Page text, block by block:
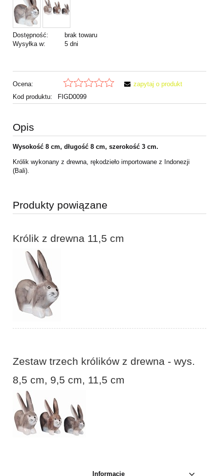
Dostępność:
brak towaru
Wysyłka w:
5 dni
Ocena:
Kod produktu:
FIGD0099
zapytaj o produkt
Opis
Wysokość 8 cm, długość 8 cm, szerokość 3 cm.
Królik wykonany z drewna, rękodzieło importowane z Indonezji
(Bali).
Produkty powiązane
Królik z drewna 11,5 cm
Zestaw trzech królików z drewna - wys.
8,5 cm, 9,5 cm, 11,5 cm
Informacje